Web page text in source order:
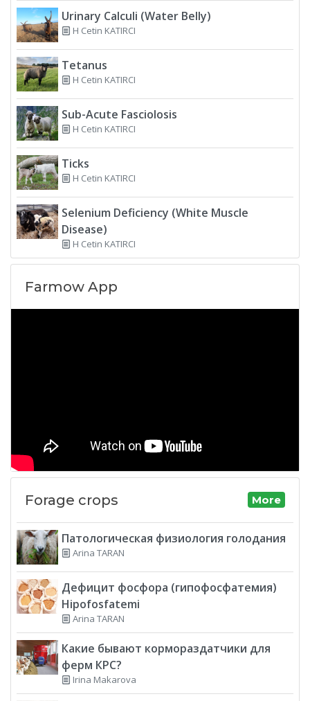
Urinary Calculi (Water Belly)
H Cetin KATIRCI
Tetanus
H Cetin KATIRCI
Sub-Acute Fasciolosis
H Cetin KATIRCI
Ticks
H Cetin KATIRCI
Selenium Deficiency (White Muscle
Disease)
H Cetin KATIRCI
Farmow App
Forage crops More
Патологическая физиология голодания
Arina TARAN
Дефицит фосфора (гипофосфатемия)
Hipofosfatemi
Arina TARAN
Какие бывают кормораздатчики для
ферм КРС?
Irina Makarova